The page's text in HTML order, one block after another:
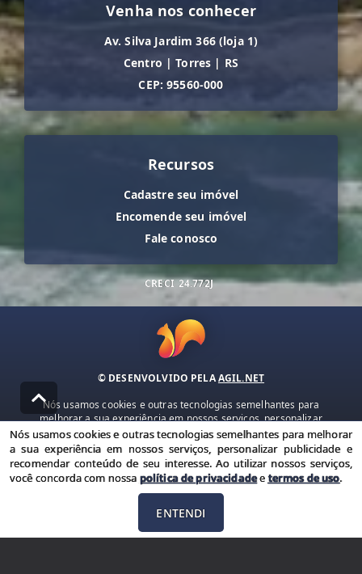
Venha nos conhecer
Av. Silva Jardim 366 (loja 1)
Centro | Torres | RS
CEP: 95560-000
Recursos
Cadastre seu imóvel
Encomende seu imóvel
Fale conosco
CRECI 24.772J
© DESENVOLVIDO PELAAGIL.NET
Nós usamos cookies e outras tecnologias semelhantes para
melhorar a sua experiência em nossos serviços, personalizar
publicidade e recomendar conteúdo de seu interesse. Ao utilizar
nossos serviços, você concorda com nossa política de privacidade e
termos de uso.
Política de Privacidade Termos de uso
Nós usamos cookies e outras tecnologias semelhantes para melhorar
a sua experiência em nossos serviços, personalizar publicidade e
recomendar conteúdo de seu interesse. Ao utilizar nossos serviços,
você concorda com nossa política de privacidadeetermos de uso.
ENTENDI